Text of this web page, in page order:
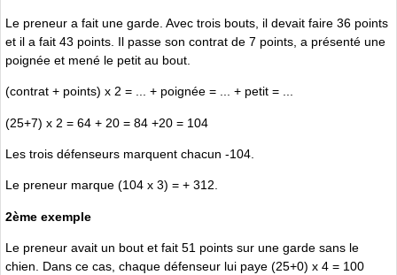
Le preneur a fait une garde. Avec trois bouts, il devait faire 36 points
et il a fait 43 points. Il passe son contrat de 7 points, a présenté une
poignée et mené le petit au bout.
(contrat + points) x 2 = ... + poignée = ... + petit = ...
(25+7) x 2 = 64 + 20 = 84 +20 = 104
Les trois défenseurs marquent chacun -104.
Le preneur marque (104 x 3) = + 312.
2ème exemple
Le preneur avait un bout et fait 51 points sur une garde sans le
chien. Dans ce cas, chaque défenseur lui paye (25+0) x 4 = 100